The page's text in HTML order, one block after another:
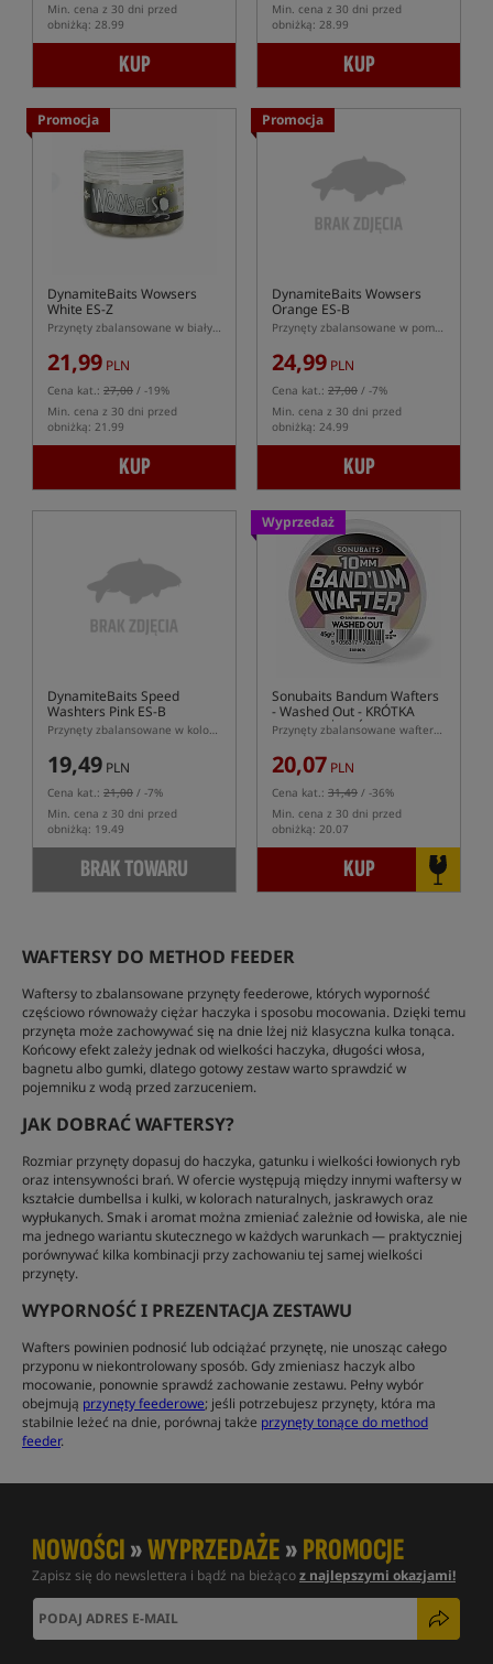
Min. cena z 30 dni przed
obniżką: 28.99
KUP
Min. cena z 30 dni przed
obniżką: 28.99
KUP
Promocja
DynamiteBaits Wowsers
White ES-Z
Przynęty zbalansowane w białym kolorze
21,99 PLN
Cena kat.: 27,00 / -19%
Min. cena z 30 dni przed
obniżką: 21.99
KUP
Promocja
DynamiteBaits Wowsers
Orange ES-B
Przynęty zbalansowane w pomarańczowym kolorze
24,99 PLN
Cena kat.: 27,00 / -7%
Min. cena z 30 dni przed
obniżką: 24.99
KUP
DynamiteBaits Speed
Washters Pink ES-B
Przynęty zbalansowane w kolorze wypłukanego różu
19,49 PLN
Cena kat.: 21,00 / -7%
Min. cena z 30 dni przed
obniżką: 19.49
BRAK TOWARU
Wyprzedaż
Sonubaits Bandum Wafters
- Washed Out- KRÓTKA
DATA WAŻNOŚCI
Przynęty zbalansowane wafters w kształcie dumbells
20,07 PLN
Cena kat.: 31,49 / -36%
Min. cena z 30 dni przed
obniżką: 20.07
KUP
WAFTERSY DO METHOD FEEDER
Waftersy to zbalansowane przynęty feederowe, których wyporność
częściowo równoważy ciężar haczyka i sposobu mocowania. Dzięki temu
przynęta może zachowywać się na dnie lżej niż klasyczna kulka tonąca.
Końcowy efekt zależy jednak od wielkości haczyka, długości włosa,
bagnetu albo gumki, dlatego gotowy zestaw warto sprawdzić w
pojemniku z wodą przed zarzuceniem.
JAK DOBRAĆ WAFTERSY?
Rozmiar przynęty dopasuj do haczyka, gatunku i wielkości łowionych ryb
oraz intensywności brań. W ofercie występują między innymi waftersy w
kształcie dumbellsa i kulki, w kolorach naturalnych, jaskrawych oraz
wypłukanych. Smak i aromat można zmieniać zależnie od łowiska, ale nie
ma jednego wariantu skutecznego w każdych warunkach — praktyczniej
porównywać kilka kombinacji przy zachowaniu tej samej wielkości
przynęty.
WYPORNOŚĆ I PREZENTACJA ZESTAWU
Wafters powinien podnosić lub odciążać przynętę, nie unosząc całego
przyponu w niekontrolowany sposób. Gdy zmieniasz haczyk albo
mocowanie, ponownie sprawdź zachowanie zestawu. Pełny wybór
obejmują przynęty feederowe; jeśli potrzebujesz przynęty, która ma
stabilnie leżeć na dnie, porównaj także przynęty tonące do method
feeder.
NOWOŚCI»WYPRZEDAŻE»PROMOCJE
Zapisz się do newslettera i bądź na bieżącoz najlepszymi okazjami!